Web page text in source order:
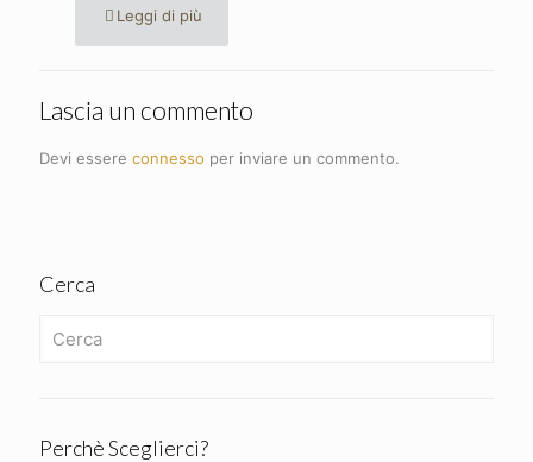
Leggi di più
Lascia un commento
Devi essere connesso per inviare un commento.
Cerca
Perchè Sceglierci?